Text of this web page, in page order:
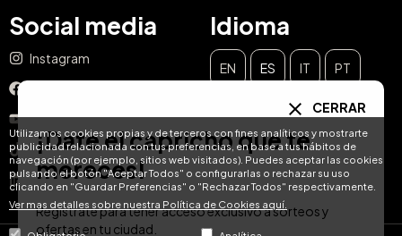
Utilizamos cookies propias y de terceros con fines analíticos y mostrarte
publicidad relacionada con tus preferencias, en base a tus hábitos de
navegación (por ejemplo, sitios web visitados). Puedes aceptar las cookies
pulsando el botón "Aceptar Todos" o configurarlas o rechazar su uso
clicando en "Guardar Preferencias" o "Rechazar Todos" respectivamente.
Ver mas detalles sobre nuestra Política de Cookies aquí.
Social media
Instagram
YouTube
TikTok
LinkedIn
Idioma
EN ES IT PT
NLCERRAR
¡Date el capricho que te
mereces!
Regístrate para tener acceso exclusivo a sorteos y
ofertas en tu ciudad.